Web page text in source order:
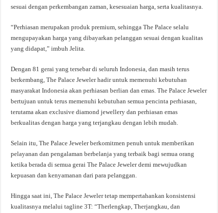
sesuai dengan perkembangan zaman, kesesuaian harga, serta kualitasnya.
“Perhiasan merupakan produk premium, sehingga The Palace selalu
mengupayakan harga yang dibayarkan pelanggan sesuai dengan kualitas
yang didapat,” imbuh Jelita.
Dengan 81 gerai yang tersebar di seluruh Indonesia, dan masih terus
berkembang, The Palace Jeweler hadir untuk memenuhi kebutuhan
masyarakat Indonesia akan perhiasan berlian dan emas. The Palace Jeweler
bertujuan untuk terus memenuhi kebutuhan semua pencinta perhiasan,
terutama akan exclusive diamond jewellery dan perhiasan emas
berkualitas dengan harga yang terjangkau dengan lebih mudah.
Selain itu, The Palace Jeweler berkomitmen penuh untuk memberikan
pelayanan dan pengalaman berbelanja yang terbaik bagi semua orang
ketika berada di semua gerai The Palace Jeweler demi mewujudkan
kepuasan dan kenyamanan dari para pelanggan.
Hingga saat ini, The Palace Jeweler tetap mempertahankan konsistensi
kualitasnya melalui tagline 3T: “Therlengkap, Therjangkau, dan